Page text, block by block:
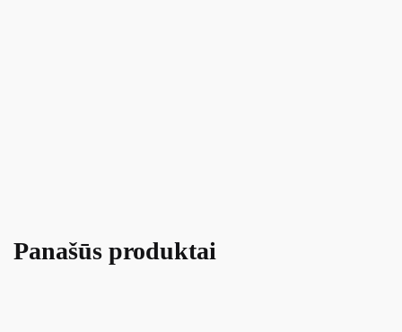
Panašūs produktai